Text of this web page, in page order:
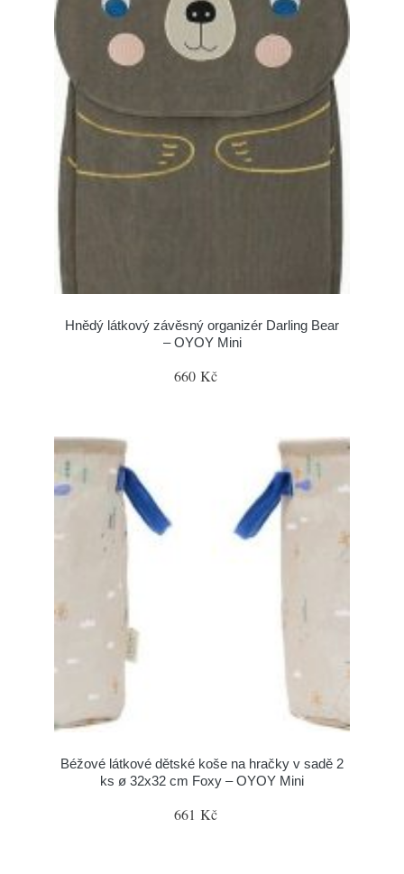
Hnědý látkový závěsný organizér Darling Bear
– OYOY Mini
660 Kč
Béžové látkové dětské koše na hračky v sadě 2
ks ø 32x32 cm Foxy – OYOY Mini
661 Kč